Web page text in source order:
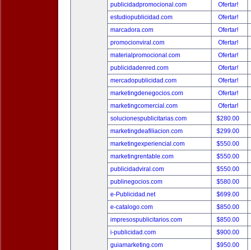
publicidadpromocional.com
Ofertar!
estudiopublicidad.com
Ofertar!
marcadora.com
Ofertar!
promocionviral.com
Ofertar!
materialpromocional.com
Ofertar!
publicidadenred.com
Ofertar!
mercadopublicidad.com
Ofertar!
marketingdenegocios.com
Ofertar!
marketingcomercial.com
Ofertar!
solucionespublicitarias.com
$280.00
marketingdeafiliacion.com
$299.00
marketingexperiencial.com
$550.00
marketingrentable.com
$550.00
publicidadviral.com
$550.00
publinegocios.com
$580.00
e-Publicidad.net
$699.00
e-catalogo.com
$850.00
impresospublicitarios.com
$850.00
i-publicidad.com
$900.00
guiamarketing.com
$950.00